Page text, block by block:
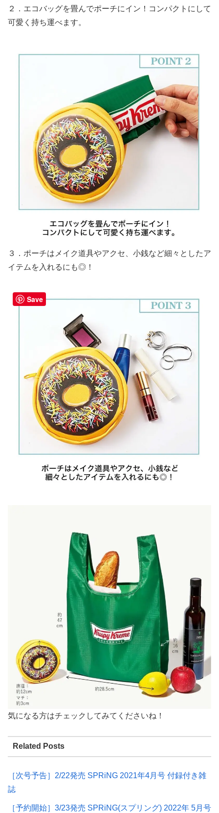
２．エコバッグを畳んでポーチにイン！コンパクトにして
可愛く持ち運べます。
３．ポーチはメイク道具やアクセ、小銭など細々としたア
イテムを入れるにも◎！
気になる方はチェックしてみてくださいね！
Related Posts
［次号予告］2/22発売 SPRiNG 2021年4月号 付録付き雑
誌
［予約開始］3/23発売 SPRiNG(スプリング) 2022年 5月号
Save